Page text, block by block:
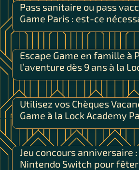
Pass sanitaire ou pass
Game Paris : est-ce
Escape Game en famille à
l’aventure dès 9 ans à la
Utilisez vos Chèques
Game à la Lock Academy
Jeu concours anniversaire
Nintendo Switch pour fêter